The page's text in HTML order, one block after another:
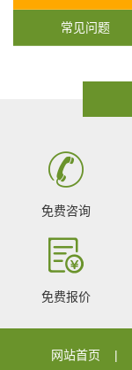
常见问题
免费咨询
免费报价
网站首页